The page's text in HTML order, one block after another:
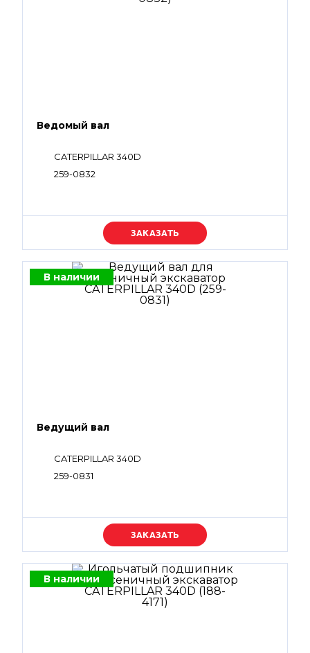
Ведомый вал
CATERPILLAR 340D
259-0832
Уточняйте цену
В наличии
Ведущий вал
CATERPILLAR 340D
259-0831
Уточняйте цену
В наличии